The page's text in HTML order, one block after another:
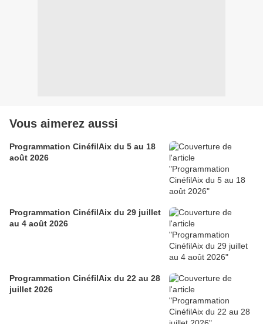
Vous aimerez aussi
Programmation CinéfilAix du 5 au 18
août 2026
Programmation CinéfilAix du 29 juillet
au 4 août 2026
Programmation CinéfilAix du 22 au 28
juillet 2026